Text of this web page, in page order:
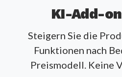
KI-Add-
Steigern Sie die
Funktionen nach
Preismodell. Keine